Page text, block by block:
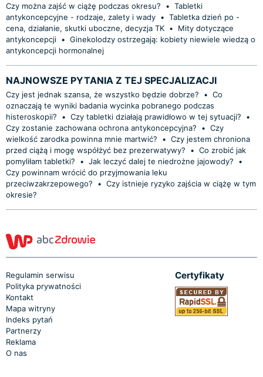
Czy można zajść w ciążę podczas okresu?
• Tabletki
antykoncepcyjne - rodzaje, zalety i wady • Tabletka dzień po -
cena, działanie, skutki uboczne, decyzja TK •
Mity dotyczące
antykoncepcji • Ginekolodzy ostrzegają: kobiety niewiele wiedzą o
antykoncepcji hormonalnej
NAJNOWSZE PYTANIA Z TEJ SPECJALIZACJI
Czy jest jednak szansa, że wszystko będzie dobrze? • Co
oznaczają te wyniki badania wycinka pobranego podczas
histeroskopii?
• Czy tabletki działają prawidłowo w tej sytuacji?
•
Czy zostanie zachowana ochrona antykoncepcyjna?
• Czy
wielkość zarodka powinna mnie martwić?
• Czy jestem chroniona
przed ciążą i mogę współżyć bez prezerwatywy?
• Co zrobić jak
pomyliłam tabletki?
• Jak leczyć dalej te niedrożne jajowody?
•
Czy powinnam wrócić do przyjmowania leku
przeciwzakrzepowego?
• Czy istnieje ryzyko zajścia w ciążę w tym
okresie?
Regulamin serwisu
Polityka prywatności
Kontakt
Mapa witryny
Indeks pytań
Partnerzy
Reklama
O nas
Certyfikaty